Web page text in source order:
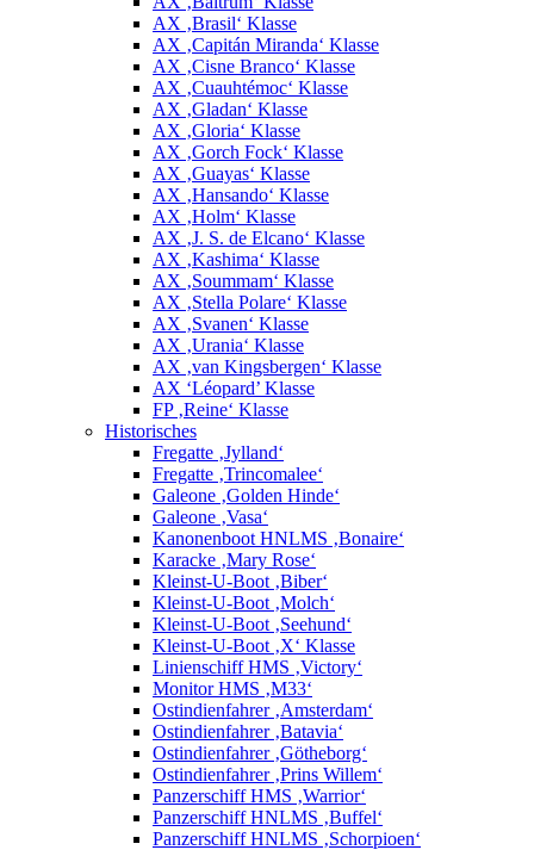
AX ‚Brasil‘ Klasse
AX ‚Capitán Miranda‘ Klasse
AX ‚Cisne Branco‘ Klasse
AX ‚Cuauhtémoc‘ Klasse
AX ‚Gladan‘ Klasse
AX ‚Gloria‘ Klasse
AX ‚Gorch Fock‘ Klasse
AX ‚Guayas‘ Klasse
AX ‚Hansando‘ Klasse
AX ‚Holm‘ Klasse
AX ‚J. S. de Elcano‘ Klasse
AX ‚Kashima‘ Klasse
AX ‚Soummam‘ Klasse
AX ‚Stella Polare‘ Klasse
AX ‚Svanen‘ Klasse
AX ‚Urania‘ Klasse
AX ‚van Kingsbergen‘ Klasse
AX ‘Léopard’ Klasse
FP ‚Reine‘ Klasse
Historisches
Fregatte ‚Jylland‘
Fregatte ‚Trincomalee‘
Galeone ‚Golden Hinde‘
Galeone ‚Vasa‘
Kanonenboot HNLMS ‚Bonaire‘
Karacke ‚Mary Rose‘
Kleinst-U-Boot ‚Biber‘
Kleinst-U-Boot ‚Molch‘
Kleinst-U-Boot ‚Seehund‘
Kleinst-U-Boot ‚X‘ Klasse
Linienschiff HMS ‚Victory‘
Monitor HMS ‚M33‘
Ostindienfahrer ‚Amsterdam‘
Ostindienfahrer ‚Batavia‘
Ostindienfahrer ‚Götheborg‘
Ostindienfahrer ‚Prins Willem‘
Panzerschiff HMS ‚Warrior‘
Panzerschiff HNLMS ‚Buffel‘
Panzerschiff HNLMS ‚Schorpioen‘